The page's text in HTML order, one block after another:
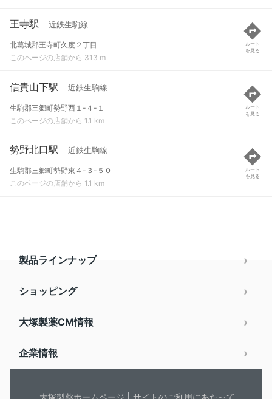
王寺駅 近鉄生駒線
北葛城郡王寺町久度２丁目
このページの店舗から 313 m
ルート
を見る
信貴山下駅 近鉄生駒線
生駒郡三郷町勢野西１-４-１
このページの店舗から 1.1 km
ルート
を見る
勢野北口駅 近鉄生駒線
生駒郡三郷町勢野東４-３-５０
このページの店舗から 1.1 km
ルート
を見る
製品ラインナップ
ショッピング
大塚製薬CM情報
企業情報